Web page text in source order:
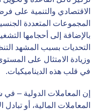
الاقتصادي والتنمية على
المجموعات المتعددة
بالإضافة إلى أحجامها
التحديات بسبب المشهد
وزيادة الامتثال على
في قلب هذه الديناميكيات.
إن المعاملات الدولية –
المعاملات المالية، أو